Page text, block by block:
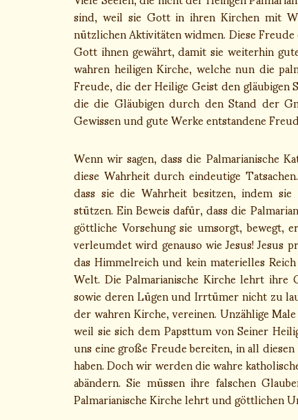
sind, weil sie Gott in ihren Kirchen mit
nützlichen Aktivitäten widmen. Diese
Gott ihnen gewährt, damit sie weiterhin
wahren heiligen Kirche, welche nun die
Freude, die der Heilige Geist den
die die Gläubigen durch den Stand der
Gewissen und gute Werke entstandene
Wenn wir sagen, dass die Palmarianische
diese Wahrheit durch eindeutige
dass sie die Wahrheit besitzen, indem
stützen. Ein Beweis dafür, dass die
göttliche Vorsehung sie umsorgt,
verleumdet wird genauso wie Jesus! Jesus
das Himmelreich und kein materielles
Welt. Die Palmarianische Kirche lehrt
sowie deren Lügen und Irrtümer nicht zu
der wahren Kirche, vereinen. Unzählige
weil sie sich dem Papsttum von Seiner
uns eine große Freude bereiten, in all
haben. Doch wir werden die wahre
abändern. Sie müssen ihre falschen
Palmarianische Kirche lehrt und göttlichen